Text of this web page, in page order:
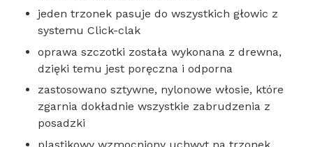
jeden trzonek pasuje do wszystkich głowic z
systemu Click-clak
oprawa szczotki została wykonana z drewna,
dzięki temu jest poręczna i odporna
zastosowano sztywne, nylonowe włosie, które
zgarnia dokładnie wszystkie zabrudzenia z
posadzki
plastikowy wzmocniony uchwyt na trzonek